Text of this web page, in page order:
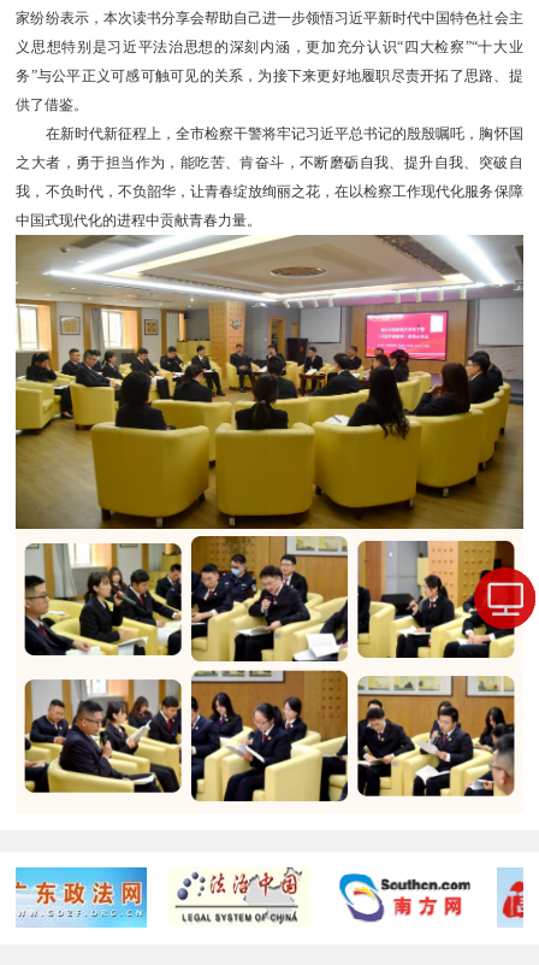
家纷纷表示，本次读书分享会帮助自己进一步领悟习近平新时代中国特色社会主
义思想特别是习近平法治思想的深刻内涵，更加充分认识“四大检察”“十大业
务”与公平正义可感可触可见的关系，为接下来更好地履职尽责开拓了思路、提
供了借鉴。
在新时代新征程上，全市检察干警将牢记习近平总书记的殷殷嘱吒，胸怀国
之大者，勇于担当作为，能吃苦、肯奋斗，不断磨砺自我、提升自我、突破自
我，不负时代，不负韶华，让青春绽放绚丽之花，在以检察工作现代化服务保障
中国式现代化的进程中贡献青春力量。